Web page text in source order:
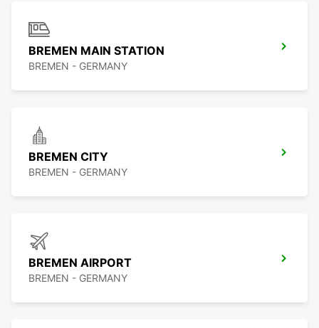
BREMEN MAIN STATION
BREMEN - GERMANY
BREMEN CITY
BREMEN - GERMANY
BREMEN AIRPORT
BREMEN - GERMANY